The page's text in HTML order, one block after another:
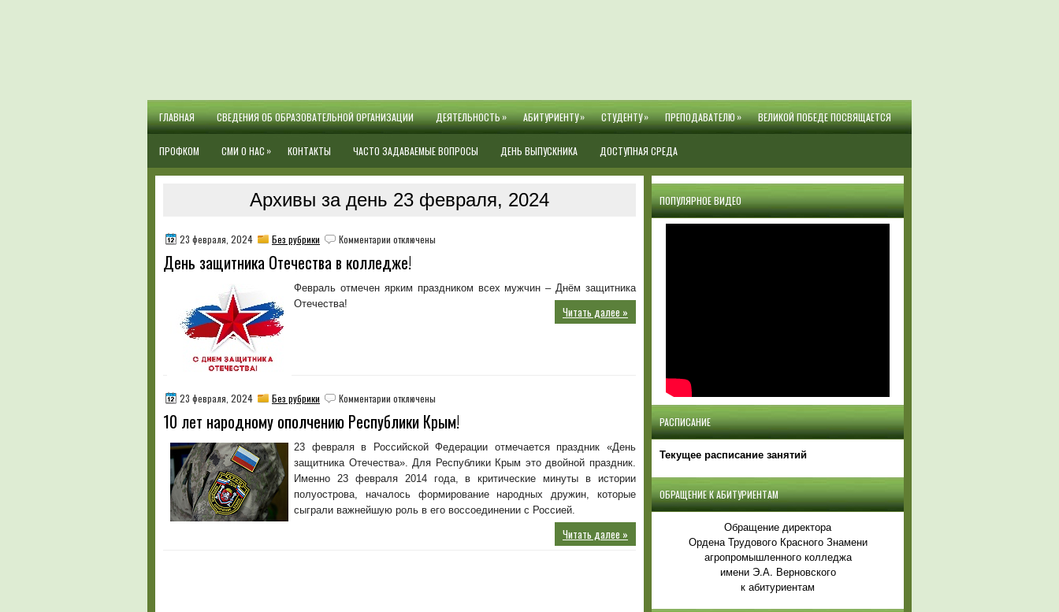
ГЛАВНАЯ СВЕДЕНИЯ ОБ ОБРАЗОВАТЕЛЬНОЙ ОРГАНИЗАЦИИ ДЕЯТЕЛЬНОСТЬ» АБИТУРИЕНТУ» СТУДЕНТУ» ПРЕПОДАВАТЕЛЮ» ВЕЛИКОЙ ПОБЕДЕ ПОСВЯЩАЕТСЯ
ПРОФКОМ СМИ О НАС » КОНТАКТЫ ЧАСТО ЗАДАВАЕМЫЕ ВОПРОСЫ ДЕНЬ ВЫПУСКНИКА ДОСТУПНАЯ СРЕДА
Архивы за день 23 февраля, 2024
23 февраля, 2024 Без рубрики Комментарии к
День
Отечества
отключены
День защитника Отечества в колледже!
Февраль отмечен ярким праздником всех мужчин – Днём защитника
Отечества!
Читать далее »
23 февраля, 2024 Без рубрики Комментарии к
10
народному
ополчению
Республики
Крым!
отключены
10 лет народному ополчению Республики Крым!
23 февраля в Российской Федерации отмечается праздник «День
защитника Отечества». Для Республики Крым это двойной праздник.
Именно 23 февраля 2014 года, в критические минуты в истории
полуострова, началось формирование народных дружин, которые
сыграли важнейшую роль в его воссоединении с Россией.
Читать далее »
ПОПУЛЯРНОЕ ВИДЕО
РАСПИСАНИЕ
Текущее расписание занятий
ОБРАЩЕНИЕ К АБИТУРИЕНТАМ
Обращение директора
Ордена Трудового Красного Знамени
агропромышленного колледжа
имени Э.А. Верновского
к абитуриентам